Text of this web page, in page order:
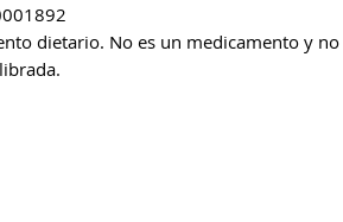
dietario. No es un medicamento y no